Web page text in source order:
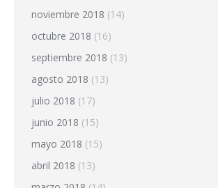
noviembre 2018 (14)
octubre 2018 (16)
septiembre 2018 (13)
agosto 2018 (13)
julio 2018 (17)
junio 2018 (15)
mayo 2018 (15)
abril 2018 (13)